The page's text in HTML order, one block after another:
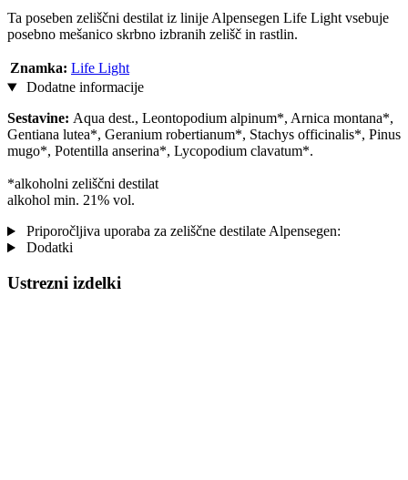
Ta poseben zeliščni destilat iz linije Alpensegen Life Light vsebuje
posebno mešanico skrbno izbranih zelišč in rastlin.
Znamka: Life Light
Dodatne informacije
Sestavine: Aqua dest., Leontopodium alpinum*, Arnica montana*,
Gentiana lutea*, Geranium robertianum*, Stachys officinalis*, Pinus
mugo*, Potentilla anserina*, Lycopodium clavatum*.
*alkoholni zeliščni destilat
alkohol min. 21% vol.
Priporočljiva uporaba za zeliščne destilate Alpensegen:
Dodatki
Ustrezni izdelki